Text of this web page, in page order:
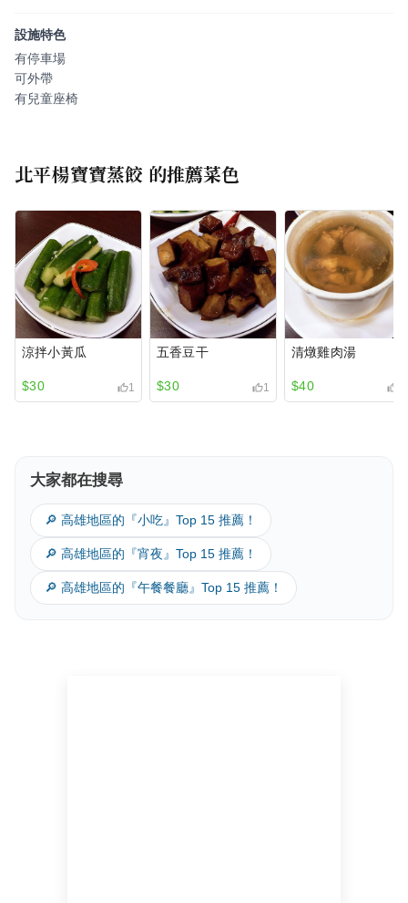
設施特色
有停車場
可外帶
有兒童座椅
北平楊寶寶蒸餃 的推薦菜色
涼拌小黃瓜
$30 1
五香豆干
$30 1
清燉雞肉湯
$40
清燉雞湯
$40 3
玉米濃湯
$30 2 $60
大家都在搜尋
🔎 高雄地區的『小吃』Top 15 推薦！
🔎 高雄地區的『宵夜』Top 15 推薦！
🔎 高雄地區的『午餐餐廳』Top 15 推薦！